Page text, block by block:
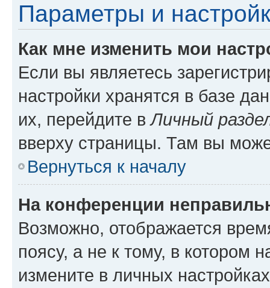
Параметры и
Как мне изменить мои
Если вы являетесь
настройки хранятся в базе
их, перейдите вЛичный
вверху страницы. Там вы
Вернуться к началу
На конференции
Возможно, отображается
поясу, а не к тому, в котором
измените в личных